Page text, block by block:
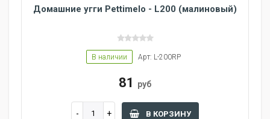
Домашние угги Pettimelo - L200 (малиновый)
В наличии Арт: L-200RP
81 руб
В КОРЗИНУ